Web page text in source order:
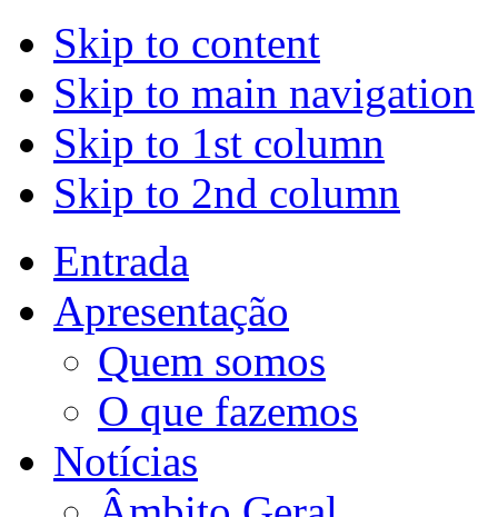
Skip to content
Skip to main navigation
Skip to 1st column
Skip to 2nd column
Entrada
Apresentação
Quem somos
O que fazemos
Notícias